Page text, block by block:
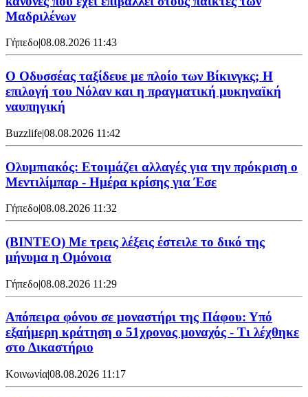
Μαδριλένων
Γήπεδο|08.08.2026 11:43
Ο Οδυσσέας ταξίδευε με πλοίο των Βίκινγκς; Η
επιλογή του Νόλαν και η πραγματική μυκηναϊκή
ναυπηγική
Buzzlife|08.08.2026 11:42
Ολυμπιακός: Ετοιμάζει αλλαγές για την πρόκριση ο
Μεντιλίμπαρ - Ημέρα κρίσης για Έσε
Γήπεδο|08.08.2026 11:32
(ΒΙΝΤΕΟ) Με τρεις λέξεις έστειλε το δικό της
μήνυμα η Ομόνοια
Γήπεδο|08.08.2026 11:29
Απόπειρα φόνου σε μοναστήρι της Πάφου: Υπό
εξαήμερη κράτηση ο 51χρονος μοναχός - Τι λέχθηκε
στο Δικαστήριο
Κοινωνία|08.08.2026 11:17